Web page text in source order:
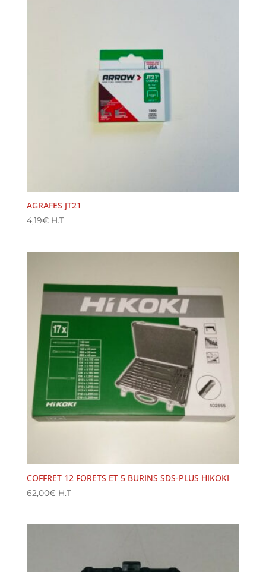
AGRAFES JT21
4,19€ H.T
COFFRET 12 FORETS ET 5 BURINS SDS-PLUS HIKOKI
62,00€ H.T